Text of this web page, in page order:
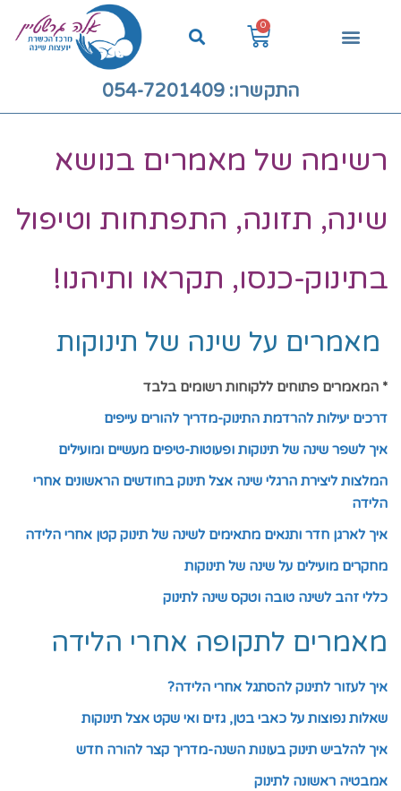
0
התקשרו: 054-7201409
רשימה של מאמרים בנושא
שינה, תזונה, התפתחות וטיפול
בתינוק-כנסו, תקראו ותיהנו!
מאמרים על שינה של תינוקות
* המאמרים פתוחים ללקוחות רשומים בלבד
דרכים יעילות להרדמת התינוק-מדריך להורים עייפים
איך לשפר שינה של תינוקות ופעוטות-טיפים מעשיים ומועילים
המלצות ליצירת הרגלי שינה אצל תינוק בחודשים הראשונים אחרי
הלידה
איך לארגן חדר ותנאים מתאימים לשינה של תינוק קטן אחרי הלידה
מחקרים מועילים על שינה של תינוקות
כללי זהב לשינה טובה וטקס שינה לתינוק
מאמרים לתקופה אחרי הלידה
איך לעזור לתינוק להסתגל אחרי הלידה?
שאלות נפוצות על כאבי בטן, גזים ואי שקט אצל תינוקות
איך להלביש תינוק בעונות השנה-מדריך קצר להורה חדש
אמבטיה ראשונה לתינוק